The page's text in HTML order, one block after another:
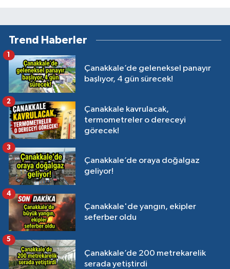
Trend Haberler
Çanakkale’de geleneksel panayır
başlıyor, 4 gün sürecek!
1
Çanakkale kavrulacak,
termometreler o dereceyi
görecek!
2
Çanakkale’de oraya doğalgaz
geliyor!
3
Çanakkale'de yangın, ekipler
seferber oldu
4
Çanakkale’de 200 metrekarelik
serada yetiştirdi
5